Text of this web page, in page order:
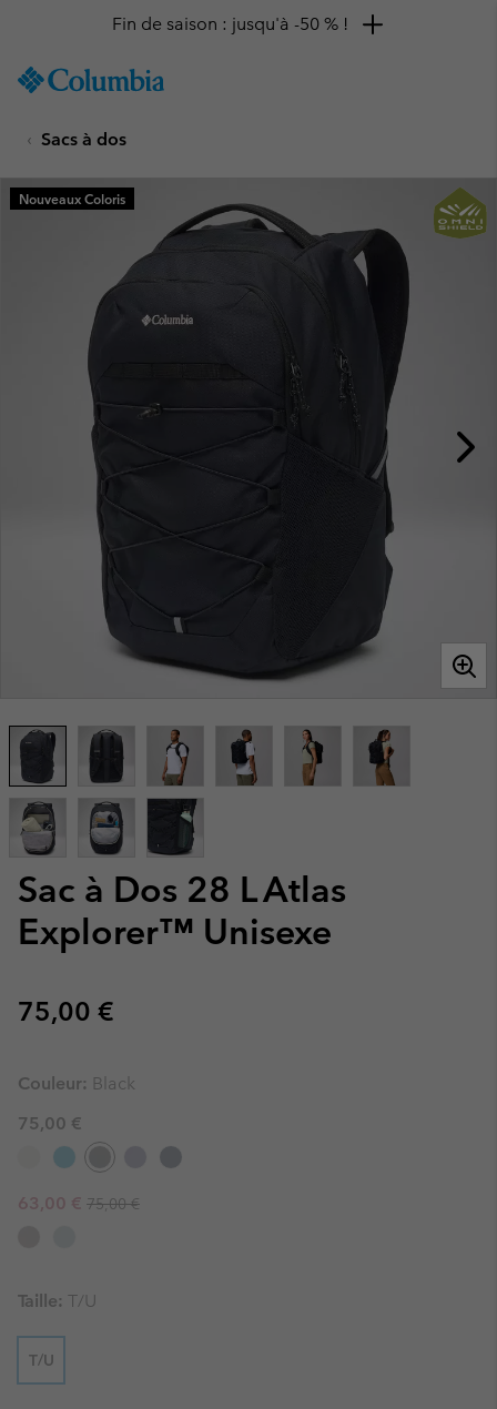
TO
SKIP
MAIN
NAV
SEARCH
Fin de saison : jusqu'à -50 % !
Sacs à dos
Sac à Dos 28 L Atlas
Explorer™ Unisexe
Regular price:
75,00 €
Nouveaux Coloris
Couleur: Black
75,00 €
Sale price:
63,00 € Regular price:
75,00 €
Taille: T/U
T/U